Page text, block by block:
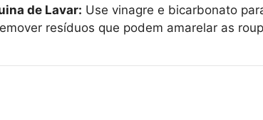
de Lavar: Use vinagre e bicarbonato
resíduos que podem amarelar as